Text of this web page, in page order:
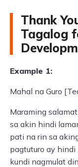
Thank
Tagalog
Example 1:
Mahal na Guro
Maraming
sa akin hindi
pati na rin sa
pagtuturo ay
kundi nagmulat